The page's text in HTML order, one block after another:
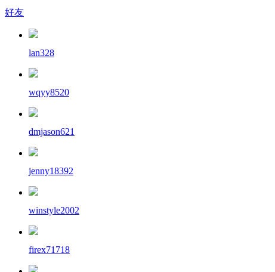
好友
lan328
wqyy8520
dmjason621
jenny18392
winstyle2002
firex71718